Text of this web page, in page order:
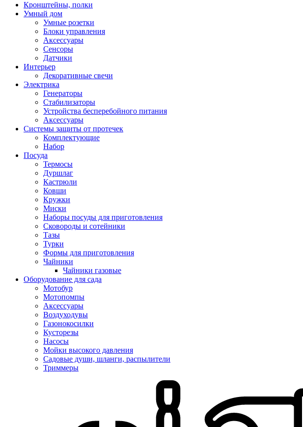
Кронштейны, полки
Умный дом
Умные розетки
Блоки управления
Аксессуары
Сенсоры
Датчики
Интерьер
Декоративные свечи
Электрика
Генераторы
Стабилизаторы
Устройства бесперебойного питания
Аксессуары
Системы защиты от протечек
Комплектующие
Набор
Посуда
Термосы
Дуршлаг
Кастрюли
Ковши
Кружки
Миски
Наборы посуды для приготовления
Сковороды и сотейники
Тазы
Турки
Формы для приготовления
Чайники
Чайники газовые
Оборудование для сада
Мотобур
Мотопомпы
Аксессуары
Воздуходувы
Газонокосилки
Кусторезы
Насосы
Мойки высокого давления
Садовые души, шланги, распылители
Триммеры